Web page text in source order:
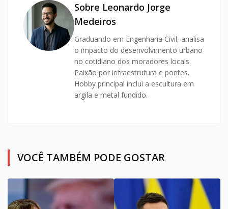
Sobre Leonardo Jorge
Medeiros
Graduando em Engenharia Civil, analisa
o impacto do desenvolvimento urbano
no cotidiano dos moradores locais.
Paixão por infraestrutura e pontes.
Hobby principal inclui a escultura em
argila e metal fundido.
VOCÊ TAMBÉM PODE GOSTAR